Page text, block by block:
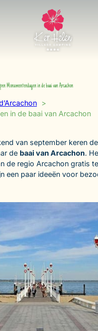
Monumentendagen in de baai van Arcachon
in de baai van Arcachon
van september keren
de baai van Arcachon.
de regio Arcachon gratis te
een paar ideeën voor